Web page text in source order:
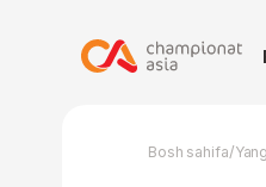
Bosh sahifa/